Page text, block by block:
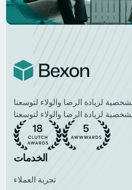
لزيادة الرضا والولاء لتوسعنا
الخدمات
تجربة العملاء